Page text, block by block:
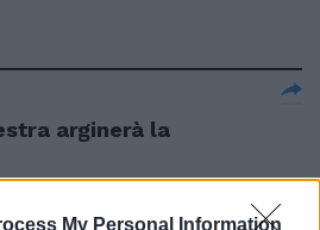
My Personal Information
arginerà la